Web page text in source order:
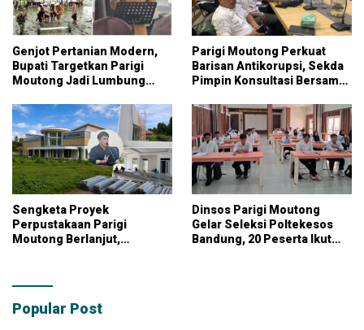
Genjot Pertanian Modern,
Bupati Targetkan Parigi
Moutong Jadi Lumbung
Parigi Moutong Perkuat
Barisan Antikorupsi, Sekda
Pimpin Konsultasi Bersama
Sengketa Proyek
Perpustakaan Parigi
Moutong Berlanjut,
dengan Dana Pribadi
Dinsos Parigi Moutong
Gelar Seleksi Poltekesos
Bandung, 20 Peserta Ikut
Popular Post